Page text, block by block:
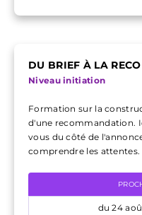
DU BRIEF À LA RECO
Niveau initiation
Formation sur la
d'une recommandation.
vous du côté de
comprendre les attentes.
du 24